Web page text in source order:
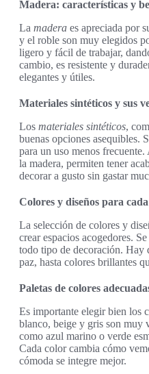
Madera: características y
La madera es apreciada por
y el roble son muy elegidos
ligero y fácil de trabajar,
cambio, es resistente y
elegantes y útiles.
Materiales sintéticos y sus
Los materiales sintéticos,
buenas opciones asequibles.
para un uso menos
la madera, permiten tener
decorar a gusto sin gastar
Colores y diseños para
La selección de colores y
crear espacios acogedores.
todo tipo de decoración. Hay
paz, hasta colores brillantes
Paletas de colores
Es importante elegir bien los
blanco, beige y gris son muy
como azul marino o verde
Cada color cambia cómo
cómoda se integre mejor.